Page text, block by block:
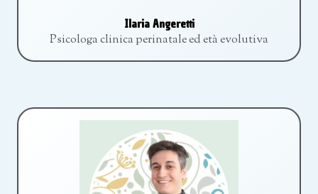
Ilaria Angeretti
Psicologa clinica perinatale ed età evolutiva